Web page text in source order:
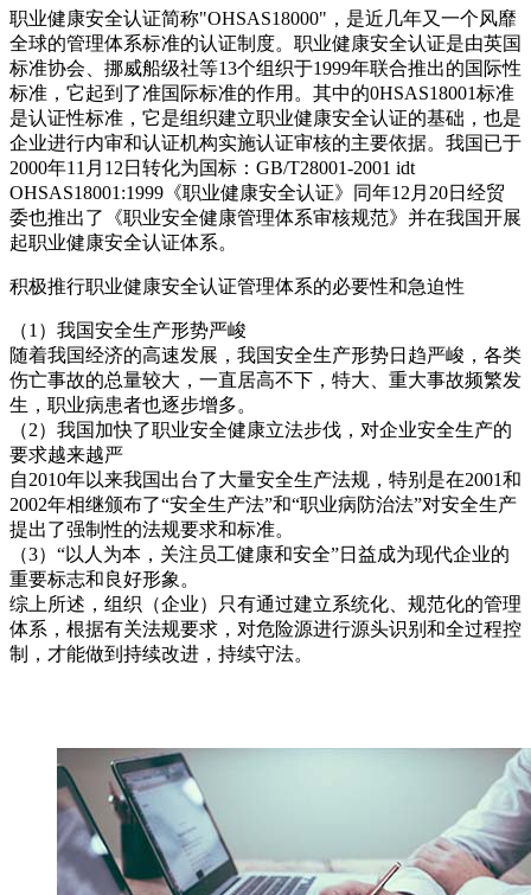
职业健康安全认证简称"OHSAS18000"，是近几年又一个风靡
全球的管理体系标准的认证制度。职业健康安全认证是由英国
标准协会、挪威船级社等13个组织于1999年联合推出的国际性
标准，它起到了准国际标准的作用。其中的0HSAS18001标准
是认证性标准，它是组织建立职业健康安全认证的基础，也是
企业进行内审和认证机构实施认证审核的主要依据。我国已于
2000年11月12日转化为国标：GB/T28001-2001 idt
OHSAS18001:1999《职业健康安全认证》同年12月20日经贸
委也推出了《职业安全健康管理体系审核规范》并在我国开展
起职业健康安全认证体系。
积极推行职业健康安全认证管理体系的必要性和急迫性
（1）我国安全生产形势严峻
随着我国经济的高速发展，我国安全生产形势日趋严峻，各类
伤亡事故的总量较大，一直居高不下，特大、重大事故频繁发
生，职业病患者也逐步增多。
（2）我国加快了职业安全健康立法步伐，对企业安全生产的
要求越来越严
自2010年以来我国出台了大量安全生产法规，特别是在2001和
2002年相继颁布了“安全生产法”和“职业病防治法”对安全生产
提出了强制性的法规要求和标准。
（3）“以人为本，关注员工健康和安全”日益成为现代企业的
重要标志和良好形象。
综上所述，组织（企业）只有通过建立系统化、规范化的管理
体系，根据有关法规要求，对危险源进行源头识别和全过程控
制，才能做到持续改进，持续守法。